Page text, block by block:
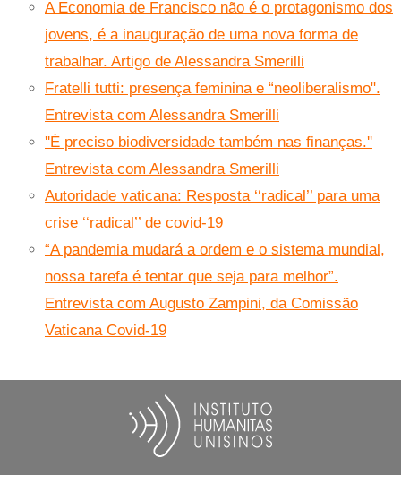
A Economia de Francisco não é o protagonismo dos
jovens, é a inauguração de uma nova forma de
trabalhar. Artigo de Alessandra Smerilli
Fratelli tutti: presença feminina e “neoliberalismo".
Entrevista com Alessandra Smerilli
''É preciso biodiversidade também nas finanças.''
Entrevista com Alessandra Smerilli
Autoridade vaticana: Resposta ‘‘radical’’ para uma
crise ‘‘radical’’ de covid-19
“A pandemia mudará a ordem e o sistema mundial,
nossa tarefa é tentar que seja para melhor”.
Entrevista com Augusto Zampini, da Comissão
Vaticana Covid-19